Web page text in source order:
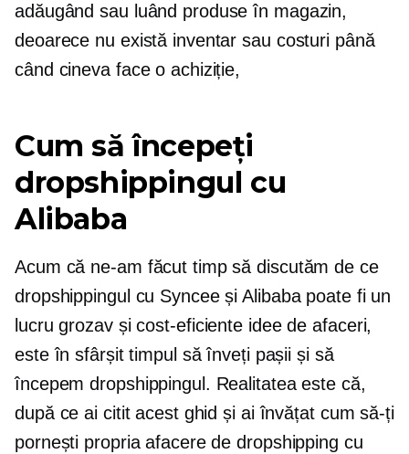
adăugând sau luând produse în magazin,
deoarece nu există inventar sau costuri până
când cineva face o achiziție,
Cum să începeți
dropshippingul cu
Alibaba
Acum că ne-am făcut timp să discutăm de ce
dropshippingul cu Syncee și Alibaba poate fi un
lucru grozav șicost-eficiente idee de afaceri,
este în sfârșit timpul să înveți pașii și să
începem dropshippingul. Realitatea este că,
după ce ai citit acest ghid și ai învățat cum să-ți
pornești propria afacere de dropshipping cu